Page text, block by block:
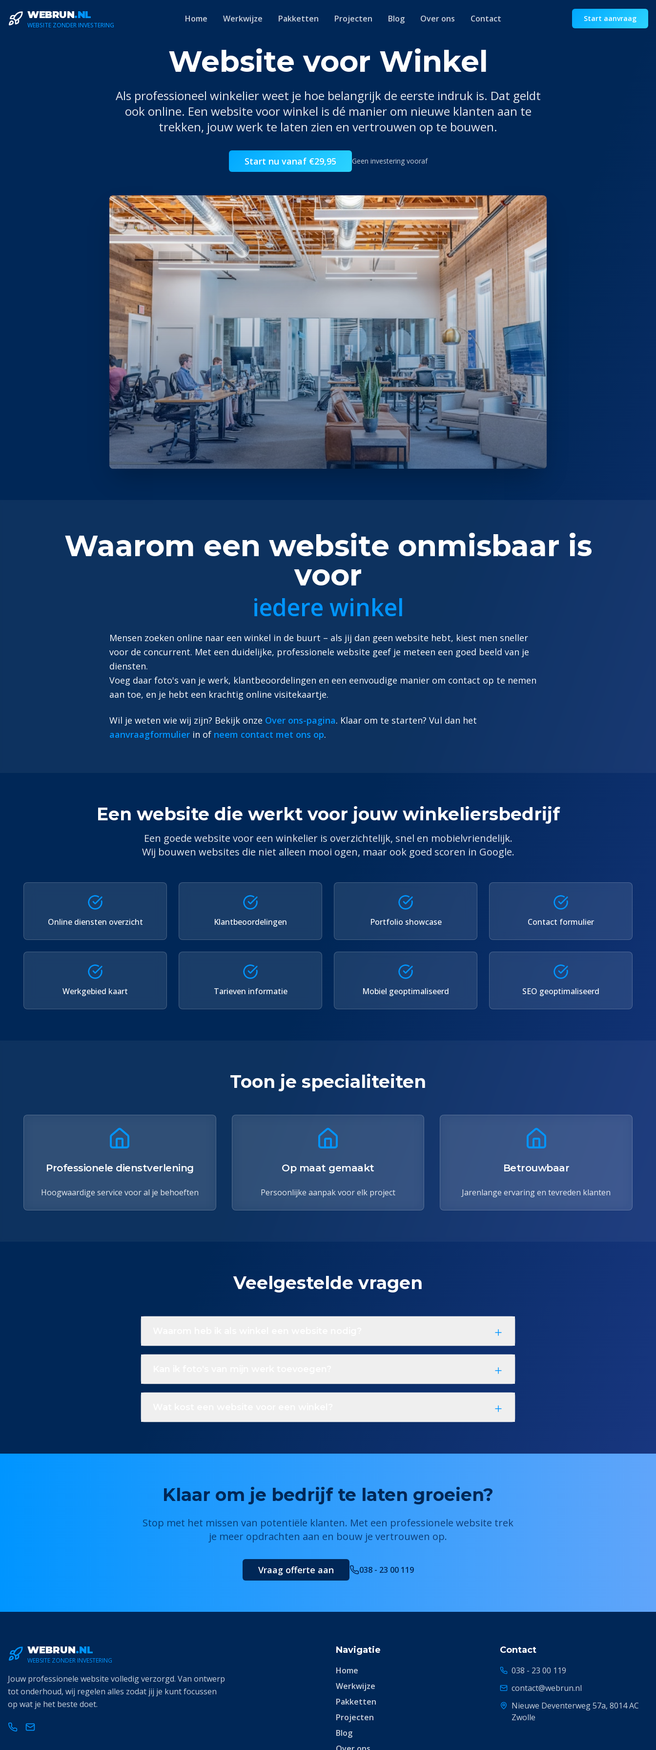
WEBRUN.NL
WEBSITE ZONDER INVESTERING
Home Werkwijze Pakketten Projecten Blog Over ons Contact Start aanvraag
Website voor Winkel
Als professioneel winkelierweet je hoe belangrijk de eerste indruk is. Dat geldt
ook online. Een website voorwinkel is dé manier om nieuwe klanten aan te
trekken, jouw werk te laten zien en vertrouwen op te bouwen.
Start nu vanaf €29,95 Geen investering vooraf
Waarom een website onmisbaar is
voor
iedere winkel
Mensen zoeken online naar een winkel in de buurt – als jij dan geen website hebt, kiest men sneller
voor de concurrent. Met een duidelijke, professionele website geef je meteen een goed beeld van je
diensten.
Voeg daar foto's van je werk, klantbeoordelingen en een eenvoudige manier om contact op te nemen
aan toe, en je hebt een krachtig online visitekaartje.
Wil je weten wie wij zijn? Bekijk onze Over ons-pagina. Klaar om te starten? Vul dan het
aanvraagformulier in of neem contact met ons op.
Een website die werkt voor jouw winkeliersbedrijf
Een goede website voor een winkelieris overzichtelijk, snel en mobielvriendelijk.
Wij bouwen websites die niet alleen mooi ogen, maar ook goed scoren in Google.
Online diensten overzicht Klantbeoordelingen Portfolio showcase Contact formulier
Werkgebied kaart Tarieven informatie Mobiel geoptimaliseerd SEO geoptimaliseerd
Toon je specialiteiten
Professionele dienstverlening
Hoogwaardige service voor al je behoeften
Op maat gemaakt
Persoonlijke aanpak voor elk project
Betrouwbaar
Jarenlange ervaring en tevreden klanten
Veelgestelde vragen
Klaar om je bedrijf te laten groeien?
Stop met het missen van potentiële klanten. Met een professionele website trek
je meer opdrachten aan en bouw je vertrouwen op.
Vraag offerte aan 038 - 23 00 119
WEBRUN.NL
WEBSITE ZONDER INVESTERING
Jouw professionele website volledig verzorgd. Van ontwerp
tot onderhoud, wij regelen alles zodat jij je kunt focussen
op wat je het beste doet.
Navigatie
Home
Werkwijze
Pakketten
Projecten
Blog
Contact
038 - 23 00 119
contact@webrun.nl
Nieuwe Deventerweg 57a, 8014 AC
Zwolle